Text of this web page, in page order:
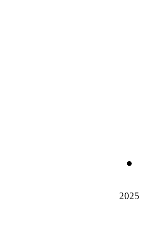
2025